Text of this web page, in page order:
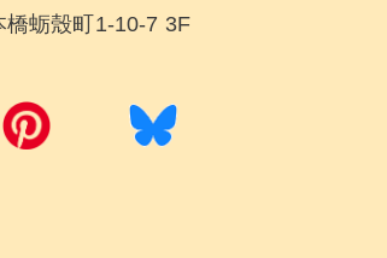
蛎殼町1-10-7 3F